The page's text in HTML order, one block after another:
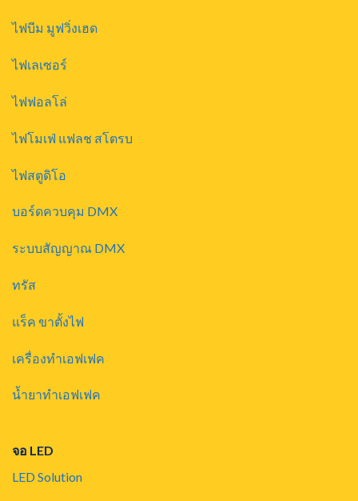
ไฟบีม มูฟวิ่งเฮด
ไฟเลเซอร์
ไฟฟอลโล่
ไฟโมเฟ่ แฟลช สโตรบ
ไฟสตูดิโอ
บอร์ดควบคุม DMX
ระบบสัญญาณ DMX
ทรัส
แร็ค ขาตั้งไฟ
เครื่องทำเอฟเฟค
น้ำยาทำเอฟเฟค
จอ LED
LED Solution